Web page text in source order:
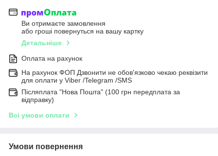
Ви отримаєте замовлення
або гроші повернуться на вашу картку
Детальніше
Оплата на рахунок
На рахунок ФОП Дзвонити не обов'язково чекаю реквізити
для оплати у Viber /Telegram /SMS
Післяплата "Нова Пошта" (100 грн передплата за
відправку)
Всі умови оплати
Умови повернення